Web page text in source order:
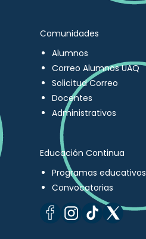
Comunidades
Alumnos
Correo Alumnos UAQ
Solicitud Correo
Docentes
Administrativos
Educación Continua
Programas educativos
Convocatorias